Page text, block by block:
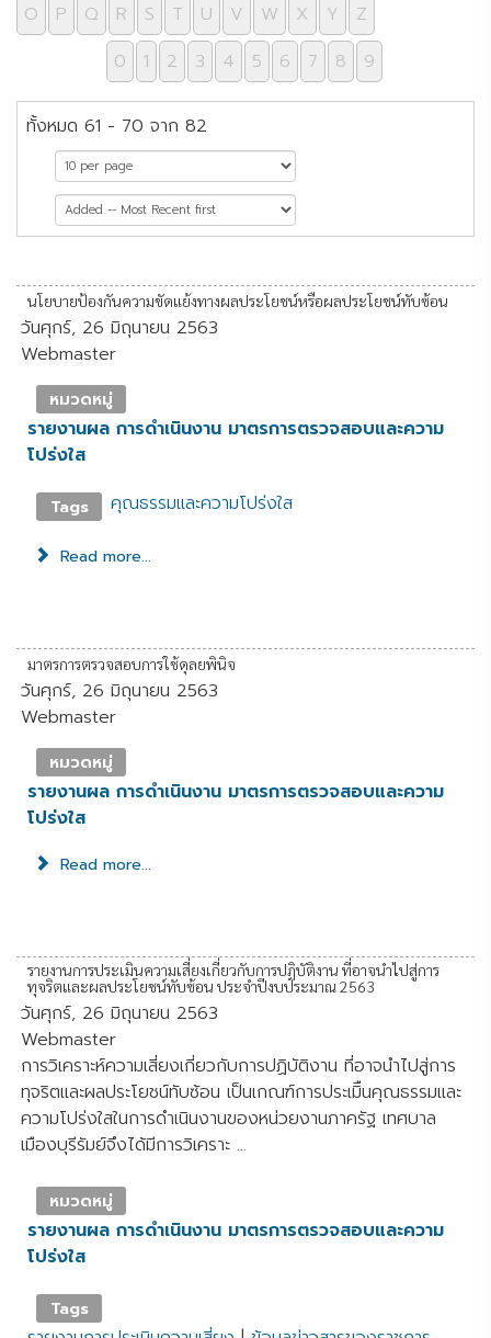
O
P Q R S T U V W X Y
Z
0
1 2 3 4 5 6 7 8 9
ทั้งหมด 61 - 70 จาก 82
นโยบายป้องกันความขัดแย้งทางผลประโยชน์หรือผลประโยชน์ทับซ้อน
วันศุกร์, 26 มิถุนายน 2563
Webmaster
หมวดหมู่
รายงานผล การดำเนินงาน มาตรการตรวจสอบและความ
โปร่งใส
Tags คุณธรรมและความโปร่งใส
Read more...
มาตรการตรวจสอบการใช้ดุลยพินิจ
วันศุกร์, 26 มิถุนายน 2563
Webmaster
หมวดหมู่
รายงานผล การดำเนินงาน มาตรการตรวจสอบและความ
โปร่งใส
Read more...
รายงานการประเมินความเสี่ยงเกี่ยวกับการปฏิบัติงาน ที่อาจนำไปสู่การ
ทุจริตและผลประโยชน์ทับซ้อน ประจำปีงบประมาณ 2563
วันศุกร์, 26 มิถุนายน 2563
Webmaster
การวิเคราะห์ความเสี่ยงเกี่ยวกับการปฏิบัติงาน ที่อาจนำไปสู่การ
ทุจริตและผลประโยชน์ทับซ้อน เป็นเกณฑ์การประเมิืนคุณธรรมและ
ความโปร่งใสในการดำเนินงานของหน่วยงานภาครัฐ เทศบาล
เมืองบุรีรัมย์จึงได้มีการวิเคราะ ...
หมวดหมู่
รายงานผล การดำเนินงาน มาตรการตรวจสอบและความ
โปร่งใส
Tags